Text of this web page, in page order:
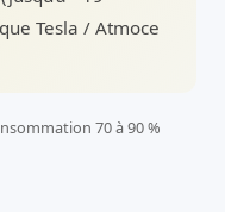
Tesla / Atmoce
70 à 90 %